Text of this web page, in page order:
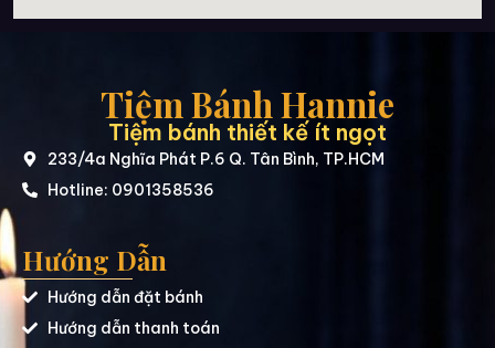
Tiệm Bánh Hannie
Tiệm bánh thiết kế ít ngọt
233/4a Nghĩa Phát P.6 Q. Tân Bình, TP.HCM
Hotline: 0901358536
Hướng Dẫn
Hướng dẫn đặt bánh
Hướng dẫn thanh toán